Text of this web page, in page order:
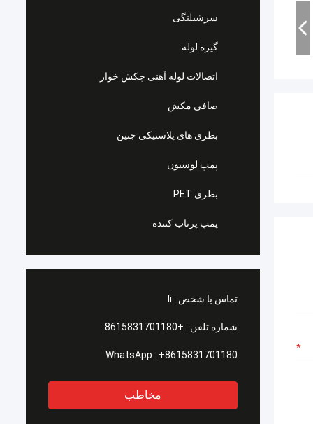
سرشیلنگی
گیره لوله
اتصالات لوله آهنی چکش خوار
صافی مکش
بطری های پلاستیکی جنین
پمپ لوسیون
بطری PET
پمپ پرتاب کننده
تماس با شخص : li
شماره تلفن : +8615831701180
WhatsApp : +8615831701180
مخاطب